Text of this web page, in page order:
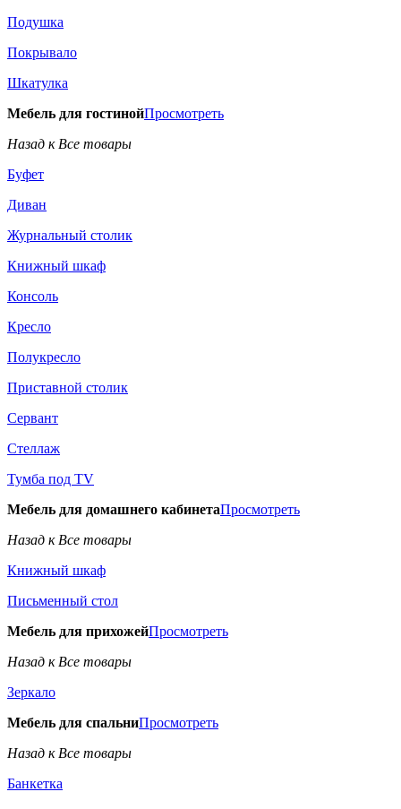
Подушка
Покрывало
Шкатулка
Мебель для гостинойПросмотреть
Назад к Все товары
Буфет
Диван
Журнальный столик
Книжный шкаф
Консоль
Кресло
Полукресло
Приставной столик
Сервант
Стеллаж
Тумба под TV
Мебель для домашнего кабинетаПросмотреть
Назад к Все товары
Книжный шкаф
Письменный стол
Мебель для прихожейПросмотреть
Назад к Все товары
Зеркало
Мебель для спальниПросмотреть
Назад к Все товары
Банкетка